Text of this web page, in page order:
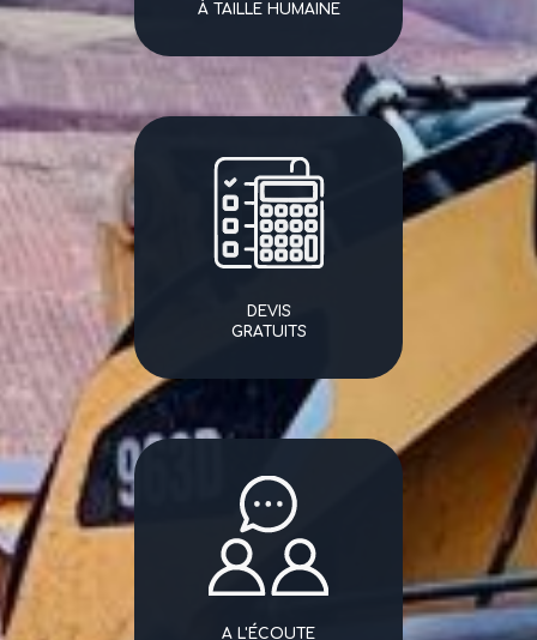
À TAILLE HUMAINE
DEVIS
GRATUITS
A L'ÉCOUTE